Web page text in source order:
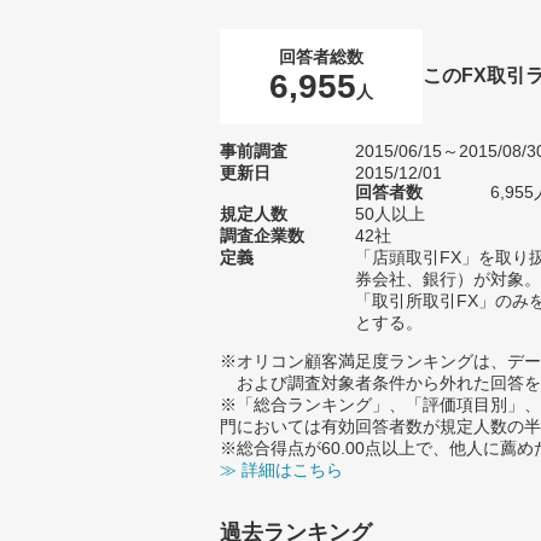
回答者総数
6,955 人
このFX取引
事前調査
2015/06/15～2015/08/
更新日
2015/12/01
回答者数
6,955
規定人数
50人以上
調査企業数
42社
定義
「店頭取引FX」を取
券会社、銀行）が対象。
「取引所取引FX」の
とする。
※オリコン顧客満足度ランキングは、デ
および調査対象者条件から外れた回答
※「総合ランキング」、「評価項目別」
門においては有効回答者数が規定人数の
※総合得点が60.00点以上で、他人に薦め
≫ 詳細はこちら
過去ランキング